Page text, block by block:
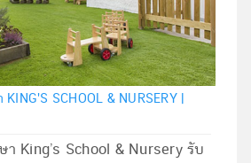
KING'S SCHOOL & NURSERY |
า King’s School & Nursery รับ